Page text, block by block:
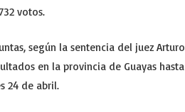
votos.
según la sentencia del juez Arturo
en la provincia de Guayas hasta
24 de abril.